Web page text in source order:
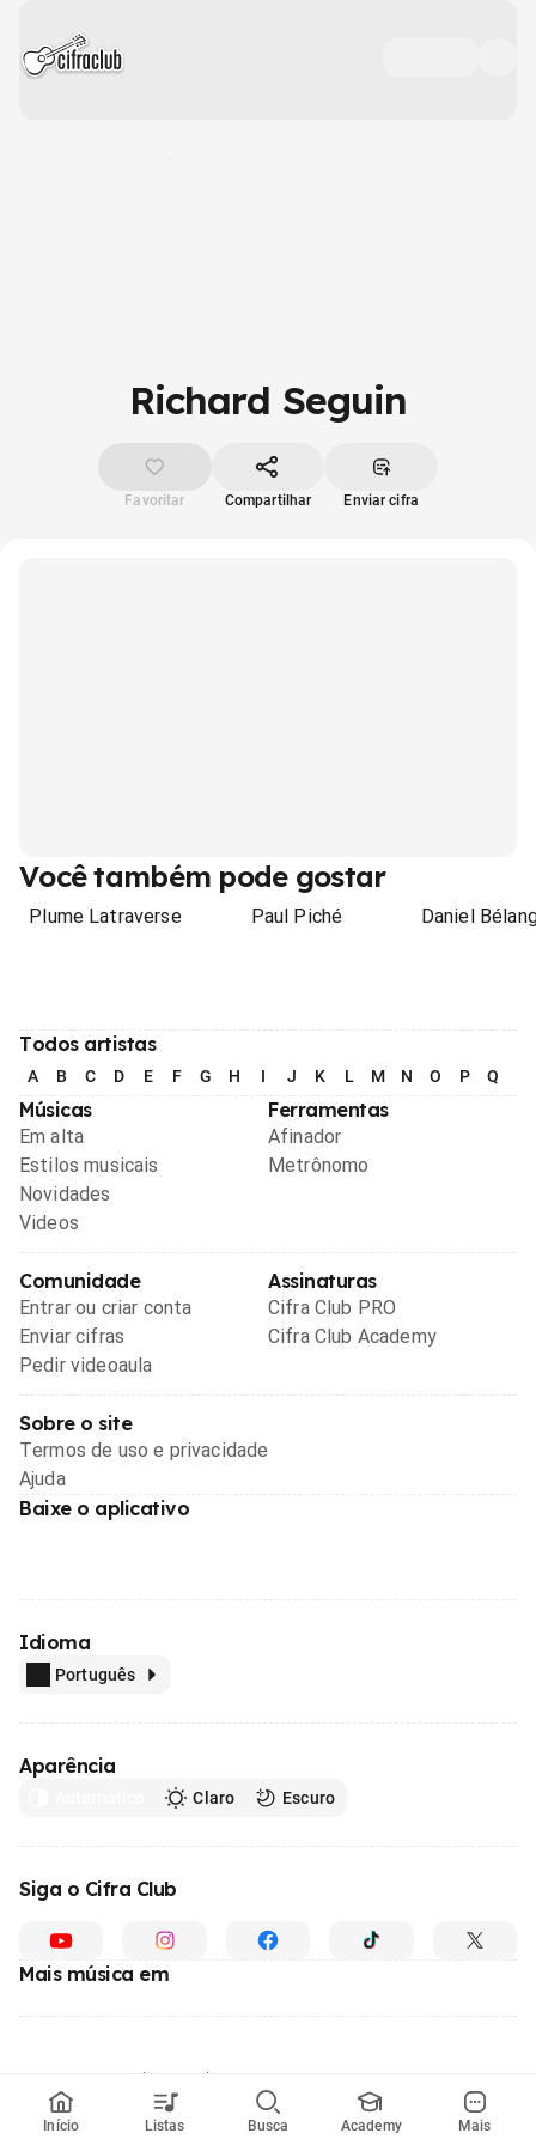
Início Listas Busca Academy Mais
Richard Seguin
Favoritar Compartilhar Enviar cifra
Você também pode gostar
Plume Latraverse Paul Piché Daniel
Todos artistas
A B C D E F G H I J K L M N O P Q
Músicas
Em alta
Estilos musicais
Novidades
Videos
Ferramentas
Afinador
Metrônomo
Comunidade
Entrar ou criar conta
Enviar cifras
Pedir videoaula
Assinaturas
Cifra Club PRO
Cifra Club Academy
Sobre o site
Termos de uso e privacidade
Ajuda
Baixe o aplicativo
Idioma
Português
Aparência
Claro Escuro
Siga o Cifra Club
Mais música em
© 1996 - 2026, o maior site de ensino de música do Brasil